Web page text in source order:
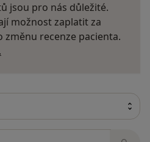
jsou pro nás důležité.
možnost zaplatit za
změnu recenze pacienta.